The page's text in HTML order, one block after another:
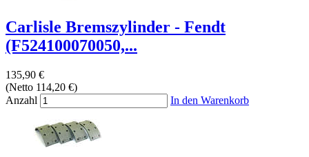
Carlisle Bremszylinder - Fendt
(F524100070050,...
135,90 €
(Netto 114,20 €)
Anzahl
In den Warenkorb